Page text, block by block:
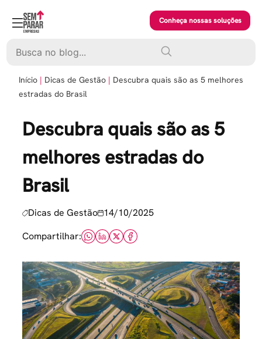
content
Conheça nossas soluções
Início Dicas de Gestão
Descubra quais são as 5 melhores
estradas do Brasil
Descubra quais são as 5
melhores estradas do
Brasil
Dicas de Gestão 14/10/2025
Compartilhar: